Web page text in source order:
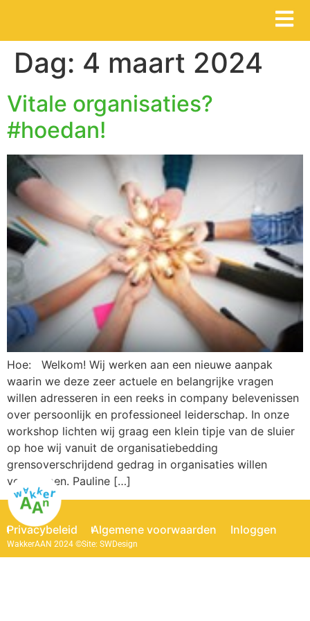
Dag: 4 maart 2024
Vitale organisaties?
#hoedan!
Hoe: Welkom! Wij werken aan een nieuwe aanpak
waarin we deze zeer actuele en belangrijke vragen
willen adresseren in een reeks in company belevenissen
over persoonlijk en professioneel leiderschap. In onze
workshop lichten wij graag een klein tipje van de sluier
op hoe wij vanuit de organisatiebedding
grensoverschrijdend gedrag in organisaties willen
voorkomen. Pauline […]
Privacybeleid Algemene voorwaarden Inloggen
WakkerAAN 2024 ©Site: SWDesign